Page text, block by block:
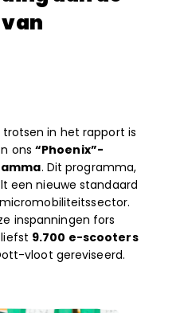
in het rapport is
ons “Phoenix”-
. Dit programma,
een nieuwe standaard
inspanningen fors
9.700 e-scooters
vloot gereviseerd.